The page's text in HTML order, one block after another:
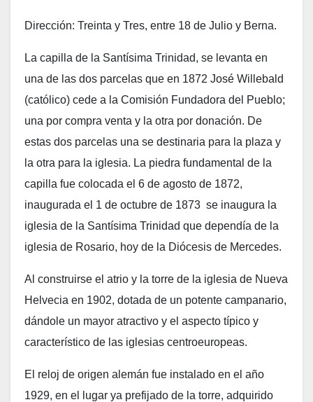
Dirección: Treinta y Tres, entre 18 de Julio y Berna.
La capilla de la Santísima Trinidad, se levanta en
una de las dos parcelas que en 1872 José Willebald
(católico) cede a la Comisión Fundadora del Pueblo;
una por compra venta y la otra por donación. De
estas dos parcelas una se destinaria para la plaza y
la otra para la iglesia. La piedra fundamental de la
capilla fue colocada el 6 de agosto de 1872,
inaugurada el 1 de octubre de 1873 se inaugura la
iglesia de la Santísima Trinidad que dependía de la
iglesia de Rosario, hoy de la Diócesis de Mercedes.
Al construirse el atrio y la torre de la iglesia de Nueva
Helvecia en 1902, dotada de un potente campanario,
dándole un mayor atractivo y el aspecto típico y
característico de las iglesias centroeuropeas.
El reloj de origen alemán fue instalado en el año
1929, en el lugar ya prefijado de la torre, adquirido